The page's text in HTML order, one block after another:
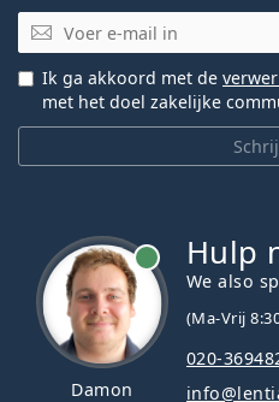
E-mail
Ik ga akkoord met de
met het doel zakelijke
Damon
Hulp
We also
(Ma-Vrij
020-